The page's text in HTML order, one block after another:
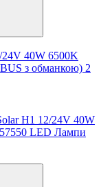
24V 40W 6500K
з обманкою) 2